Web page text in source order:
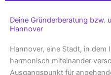
Deine Gründerberatung bzw.
Hannover
Hannover, eine Stadt, in dem
harmonisch miteinander
Ausgangspunkt für